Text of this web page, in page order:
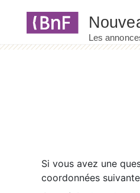
Si vous avez une
coordonnées